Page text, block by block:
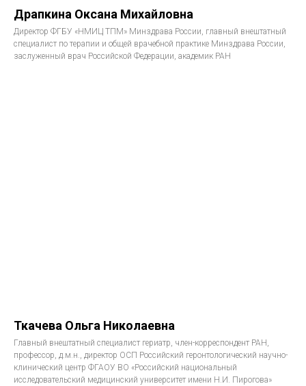
Драпкина Оксана Михайловна
Директор ФГБУ «НМИЦ ТПМ» Минздрава России, главный внештатный
специалист по терапии и общей врачебной практике Минздрава России,
заслуженный врач Российской Федерации, академик РАН
Ткачева Ольга Николаевна
Главный внештатный специалист гериатр, член-корреспондент РАН,
профессор, д.м.н., директор ОСП Российский геронтологический научно-
клинический центр ФГАОУ ВО «Российский национальный
исследовательский медицинский университет имени Н.И. Пирогова»